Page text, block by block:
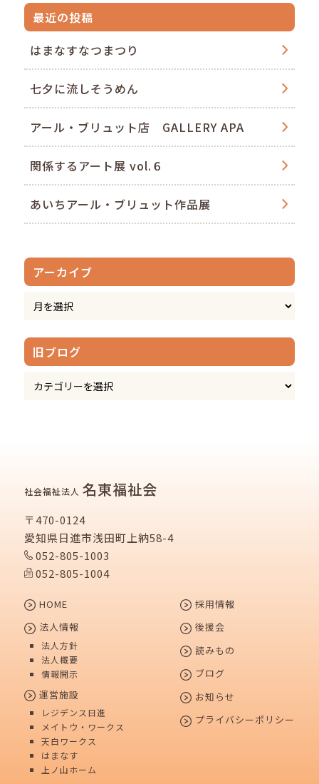
最近の投稿
はまなすなつまつり
七夕に流しそうめん
アール・ブリュット店 GALLERY APA
関係するアート展 vol.６
あいちアール・ブリュット作品展
アーカイブ
旧ブログ
社会福祉法人 名東福祉会
〒470-0124
愛知県日進市浅田町上納58-4
052-805-1003
052-805-1004
HOME
法人情報
法人方針
法人概要
情報開示
運営施設
レジデンス日進
メイトウ・ワークス
天白ワークス
はまなす
上ノ山ホーム
採用情報
後援会
読みもの
ブログ
お知らせ
プライバシーポリシー